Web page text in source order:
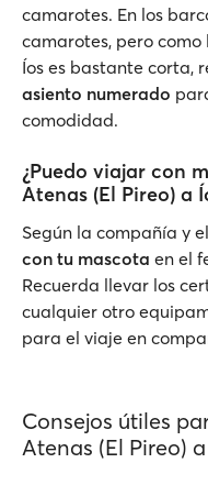
camarotes. En los
camarotes, pero como
Íos es bastante corta,
asiento numerado
comodidad.
¿Puedo viajar con
Atenas (El Pireo) a
Según la compañía y
con tu mascota en el
Recuerda llevar los
cualquier otro
para el viaje en
Consejos útiles
Atenas (El Pireo)